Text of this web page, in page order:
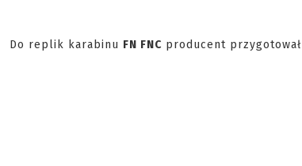
Do replik karabinu FN FNC producent przygotował